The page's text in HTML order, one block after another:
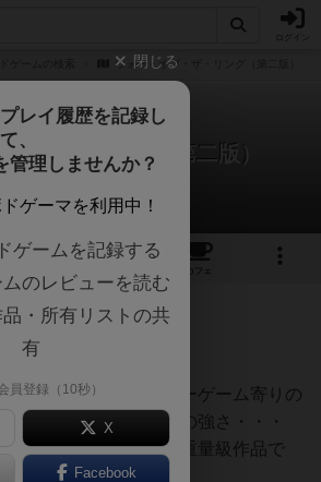
ウォー・オブ・ザ・リング（第二版）
・ザ・リング（第二版）
maroさんのレビュー
1 1
カフェ
0 約5年前
長いプレイ時間、ウォーゲーム寄りの
けのテーマ、言語依存の強さ・・・
る要素とは対極にある重量級作品で
閉じる
レイ履歴を記録し
て、
管理しませんか？
ゲーマを利用中！
ゲームを記録する
のレビューを読む
・所有リストの共
有
員登録（10秒）
X
Facebook